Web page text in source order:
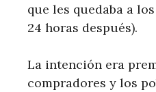
que les quedaba a
24 horas después).
La intención era
compradores y los